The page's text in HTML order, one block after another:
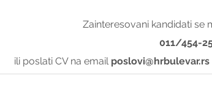
Zainteresovani kandidati se
011/454-
ili poslati CV na email poslovi@hrbulevar.rs